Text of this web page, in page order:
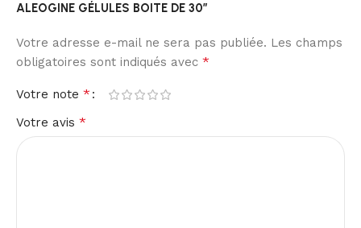
ALEOGINE GÉLULES BOITE DE 30”
Votre adresse e-mail ne sera pas publiée. Les champs
obligatoires sont indiqués avec *
Votre note *
Votre avis *